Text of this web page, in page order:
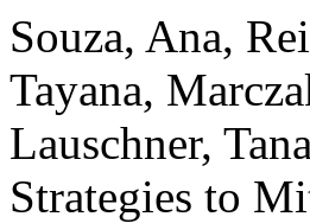
Souza, Ana,
Tayana,
Lauschner,
Strategies to